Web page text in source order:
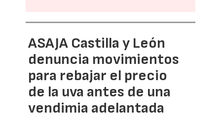
ASAJA Castilla y León
denuncia movimientos
para rebajar el precio
de la uva antes de una
vendimia adelantada